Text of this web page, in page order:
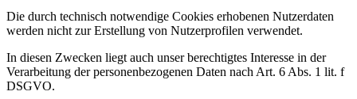
Die durch technisch notwendige Cookies erhobenen Nutzerdaten
werden nicht zur Erstellung von Nutzerprofilen verwendet.
In diesen Zwecken liegt auch unser berechtigtes Interesse in der
Verarbeitung der personenbezogenen Daten nach Art. 6 Abs. 1 lit. f
DSGVO.